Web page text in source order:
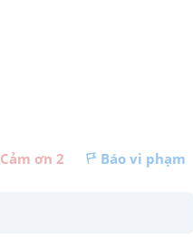
Cảm ơn 2 Báo vi phạm